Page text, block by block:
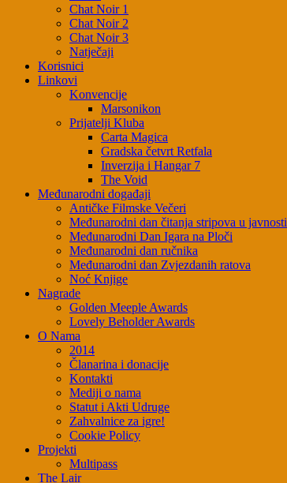
Chat Noir 1
Chat Noir 2
Chat Noir 3
Natječaji
Korisnici
Linkovi
Konvencije
Marsonikon
Prijatelji Kluba
Carta Magica
Gradska četvrt Retfala
Inverzija i Hangar 7
The Void
Međunarodni događaji
Antičke Filmske Večeri
Međunarodni dan čitanja stripova u javnosti
Međunarodni Dan Igara na Ploči
Međunarodni dan ručnika
Međunarodni dan Zvjezdanih ratova
Noć Knjige
Nagrade
Golden Meeple Awards
Lovely Beholder Awards
O Nama
2014
Članarina i donacije
Kontakti
Mediji o nama
Statut i Akti Udruge
Zahvalnice za igre!
Cookie Policy
Projekti
Multipass
The Lair